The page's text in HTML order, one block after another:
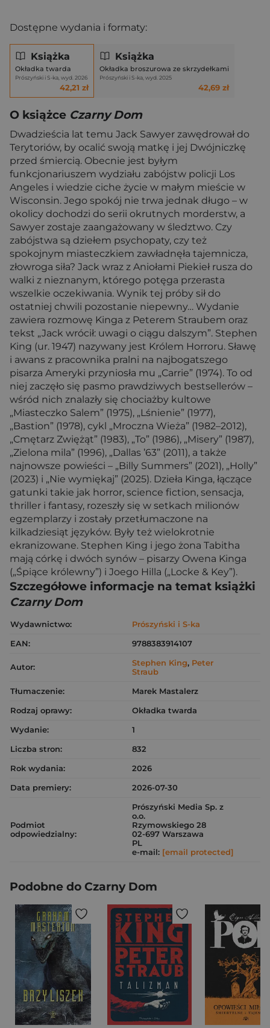
Dostępne wydania i formaty:
Książka
Okładka twarda
Prószyński i S-ka, wyd. 2026
42,21 zł
Książka
Okładka broszurowa ze skrzydełkami
Prószyński i S-ka, wyd. 2025
42,69 zł
O książce Czarny Dom
Dwadzieścia lat temu Jack Sawyer zawędrował do
Terytoriów, by ocalić swoją matkę i jej Dwójniczkę
przed śmiercią. Obecnie jest byłym
funkcjonariuszem wydziału zabójstw policji Los
Angeles i wiedzie ciche życie w małym mieście w
Wisconsin. Jego spokój nie trwa jednak długo – w
okolicy dochodzi do serii okrutnych morderstw, a
Sawyer zostaje zaangażowany w śledztwo. Czy
zabójstwa są dziełem psychopaty, czy też
spokojnym miasteczkiem zawładnęła tajemnicza,
złowroga siła? Jack wraz z Aniołami Piekieł rusza do
walki z nieznanym, którego potęga przerasta
wszelkie oczekiwania. Wynik tej próby sił do
ostatniej chwili pozostanie niepewny… Wydanie
zawiera rozmowę Kinga z Peterem Straubem oraz
tekst „Jack wrócił: uwagi o ciągu dalszym”. Stephen
King (ur. 1947) nazywany jest Królem Horroru. Sławę
i awans z pracownika pralni na najbogatszego
pisarza Ameryki przyniosła mu „Carrie” (1974). To od
niej zaczęło się pasmo prawdziwych bestsellerów –
wśród nich znalazły się chociażby kultowe
„Miasteczko Salem” (1975), „Lśnienie” (1977),
„Bastion” (1978), cykl „Mroczna Wieża” (1982–2012),
„Cmętarz Zwiężąt” (1983), „To” (1986), „Misery” (1987),
„Zielona mila” (1996), „Dallas ’63” (2011), a także
najnowsze powieści – „Billy Summers” (2021), „Holly”
(2023) i „Nie wymiękaj” (2025). Dzieła Kinga, łączące
gatunki takie jak horror, science fiction, sensacja,
thriller i fantasy, rozeszły się w setkach milionów
egzemplarzy i zostały przetłumaczone na
kilkadziesiąt języków. Były też wielokrotnie
ekranizowane. Stephen King i jego żona Tabitha
mają córkę i dwóch synów – pisarzy Owena Kinga
(„Śpiące królewny”) i Joego Hilla („Locke & Key”).
Szczegółowe informacje na temat książki
Czarny Dom
Wydawnictwo:
Prószyński i S-ka
EAN:
9788383914107
Autor: Stephen King, Peter
Straub
Tłumaczenie:
Marek Mastalerz
Rodzaj oprawy:
Okładka twarda
Wydanie:
1
Liczba stron:
832
Rok wydania:
2026
Data premiery:
2026-07-30
Podmiot
odpowiedzialny:
Prószyński Media Sp. z
o.o.
Rzymowskiego 28
02-697 Warszawa
PL
e-mail: [email protected]
Podobne do Czarny Dom